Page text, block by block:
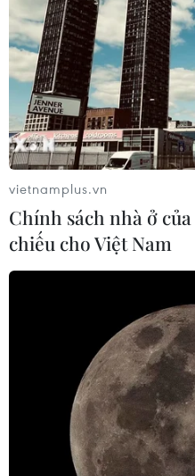
vietnamplus.vn
Chính sách nhà ở
chiếu cho Việt Nam